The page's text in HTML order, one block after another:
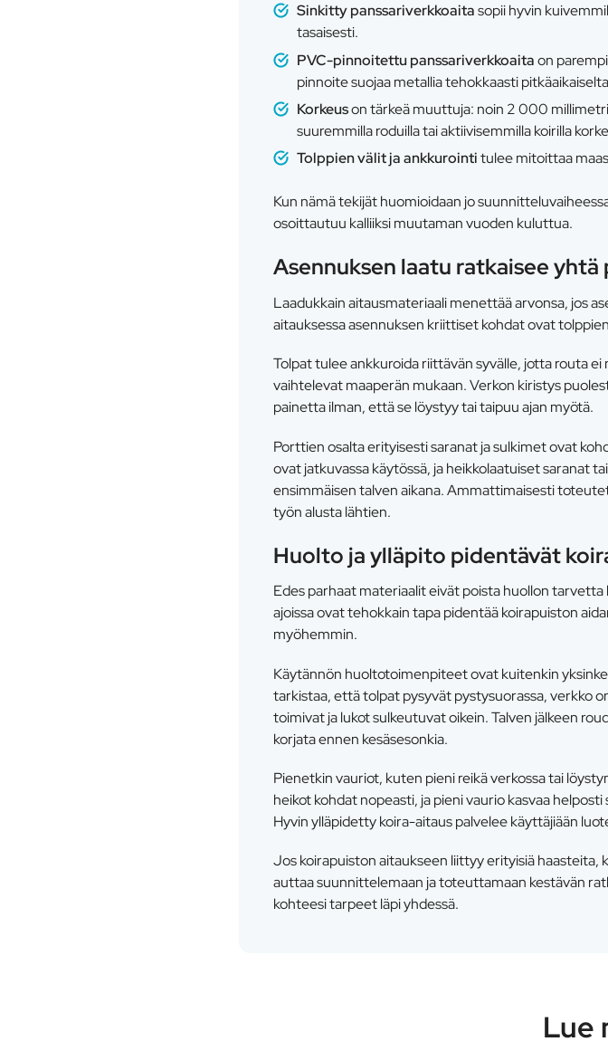
Sinkitty panssariverkkoaitasopii hyvin
tasaisesti.
PVC-pinnoitettu panssariverkkoaitaon
pinnoite suojaa metallia tehokkaasti
Korkeuson tärkeä muuttuja: noin 2 000
suuremmilla roduilla tai aktiivisemmilla koirilla
Tolppien välit ja ankkurointitulee mitoittaa
Kun nämä tekijät huomioidaan jo
osoittautuu kalliiksi muutaman vuoden kuluttua.
Asennuksen laatu ratkaisee
Laadukkain aitausmateriaali menettää arvonsa, jos
aitauksessa asennuksen kriittiset kohdat ovat
Tolpat tulee ankkuroida riittävän syvälle, jotta routa
vaihtelevat maaperän mukaan. Verkon kiristys
painetta ilman, että se löystyy tai taipuu ajan myötä.
Porttien osalta erityisesti saranat ja sulkimet ovat
ovat jatkuvassa käytössä, ja heikkolaatuiset saranat
ensimmäisen talven aikana. Ammattimaisesti
työn alusta lähtien.
Huolto ja ylläpito pidentävät
Edes parhaat materiaalit eivät poista huollon
ajoissa ovat tehokkain tapa pidentää koirapuiston
myöhemmin.
Käytännön huoltotoimenpiteet ovat kuitenkin
tarkistaa, että tolpat pysyvät pystysuorassa, verkko
toimivat ja lukot sulkeutuvat oikein. Talven jälkeen
korjata ennen kesäsesonkia.
Pienetkin vauriot, kuten pieni reikä verkossa tai
heikot kohdat nopeasti, ja pieni vaurio kasvaa
Hyvin ylläpidetty koira-aitaus palvelee käyttäjiään
Jos koirapuiston aitaukseen liittyy erityisiä haasteita,
auttaa suunnittelemaan ja toteuttamaan kestävän
kohteesi tarpeet läpi yhdessä.
Lue